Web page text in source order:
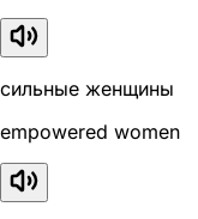
сильные женщины
empowered women